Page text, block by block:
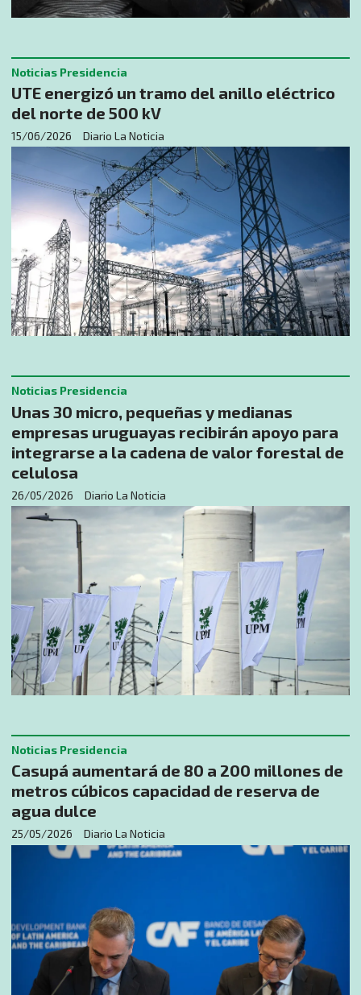
UTE energizó un tramo del anillo eléctrico
del norte de 500 kV
Diario La Noticia
Noticias Presidencia
15/06/2026
Unas 30 micro, pequeñas y medianas
empresas uruguayas recibirán apoyo para
integrarse a la cadena de valor forestal de
celulosa
Diario La Noticia
Noticias Presidencia
26/05/2026
Casupá aumentará de 80 a 200 millones de
metros cúbicos capacidad de reserva de
agua dulce
Diario La Noticia
Noticias Presidencia
25/05/2026